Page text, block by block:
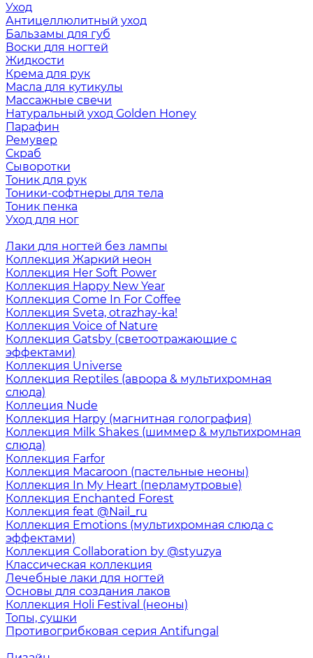
Уход
Антицеллюлитный уход
Бальзамы для губ
Воски для ногтей
Жидкости
Крема для рук
Масла для кутикулы
Массажные свечи
Натуральный уход Golden Honey
Парафин
Ремувер
Скраб
Сыворотки
Тоник для рук
Тоники-софтнеры для тела
Тоник пенка
Уход для ног
Лаки для ногтей без лампы
Коллекция Жаркий неон
Коллекция Her Soft Power
Коллекция Happy New Year
Коллекция Come In For Coffee
Коллекция Sveta, otrazhay-ka!
Коллекция Voice of Nature
Коллекция Gatsby (светоотражающие с
эффектами)
Коллекция Universe
Коллекция Reptiles (аврора & мультихромная
слюда)
Коллеция Nude
Коллекция Harpy (магнитная голография)
Коллекция Milk Shakes (шиммер & мультихромная
слюда)
Коллекция Farfor
Коллекция Macaroon (пастельные неоны)
Коллекция In My Heart (перламутровые)
Коллекция Enchanted Forest
Коллекция feat @Nail_ru
Коллекция Emotions (мультихромная слюда с
эффектами)
Коллекция Collaboration by @styuzya
Классическая коллекция
Лечебные лаки для ногтей
Основы для создания лаков
Коллекция Holi Festival (неоны)
Топы, сушки
Противогрибковая серия Antifungal